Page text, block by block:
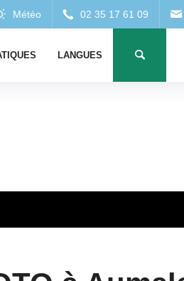
LANGUES